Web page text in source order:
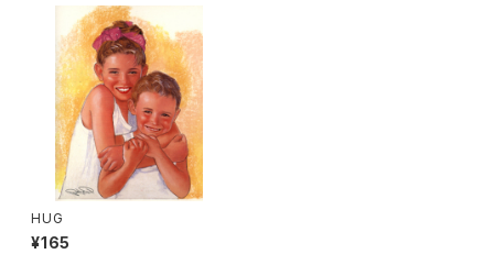
HUG
¥165